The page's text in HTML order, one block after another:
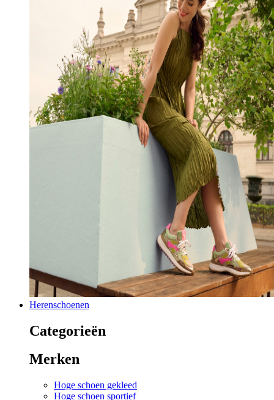
Herenschoenen
Categorieën
Merken
Hoge schoen gekleed
Hoge schoen sportief